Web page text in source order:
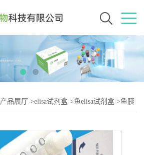
产品展厅 >elisa试剂盒 >鱼elisa试剂盒 >鱼胰